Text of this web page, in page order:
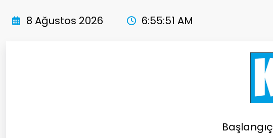
atla
8 Ağustos 2026 6:55:53 AM
Başlangıç